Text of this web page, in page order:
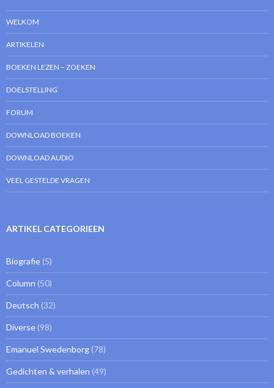
WELKOM
ARTIKELEN
BOEKEN LEZEN – ZOEKEN
DOELSTELLING
FORUM
DOWNLOAD BOEKEN
DOWNLOAD AUDIO
VEEL GESTELDE VRAGEN
ARTIKEL CATEGORIEEN
Biografie (5)
Column (50)
Deutsch (32)
Diverse (98)
Emanuel Swedenborg (78)
Gedichten & verhalen (49)